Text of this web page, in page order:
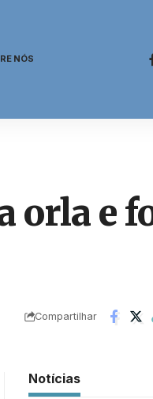
NÓS
orla e
Compartilhar
Notícias